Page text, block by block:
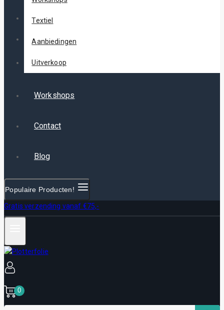
Textiel
Aanbiedingen
Uitverkoop
Workshops
Contact
Blog
Populaire Producten!
Gratis verzending vanaf €75,-
0